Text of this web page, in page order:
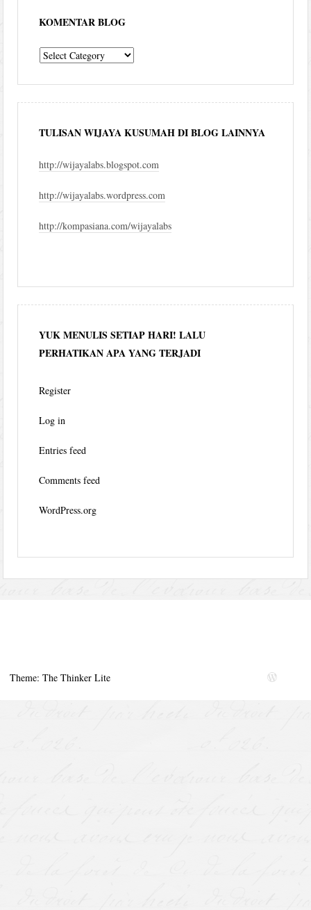
KOMENTAR BLOG
komentar
TULISAN WIJAYA KUSUMAH DI BLOG LAINNYA
http://wijayalabs.blogspot.com
http://wijayalabs.wordpress.com
http://kompasiana.com/wijayalabs
YUK MENULIS SETIAP HARI! LALU
PERHATIKAN APA YANG TERJADI
Register
Log in
Entries feed
Comments feed
WordPress.org
Theme: The Thinker Lite